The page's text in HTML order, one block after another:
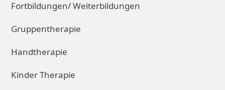
Fortbildungen/ Weiterbildungen
Gruppentherapie
Handtherapie
Kinder Therapie